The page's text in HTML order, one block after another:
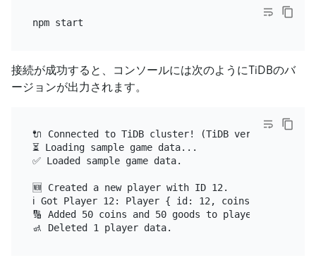
接続が成功すると、コンソールには次のようにTiDBのバ
ージョンが出力されます。
🔌 Connected to TiDB cluster! (TiDB version:
⏳ Loading sample game data...
✅ Loaded sample game data.
🆕 Created a new player with ID 12.
ℹ️ Got Player 12: Player { id: 12, coins: 100,
🔢 Added 50 coins and 50 goods to player 12,